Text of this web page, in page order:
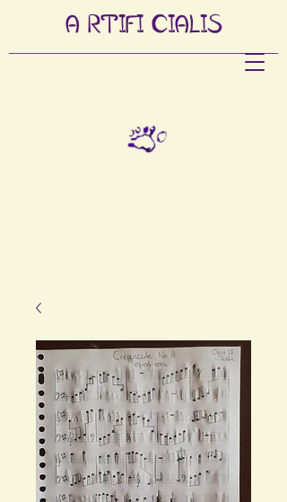
A RTIFI CIALIS